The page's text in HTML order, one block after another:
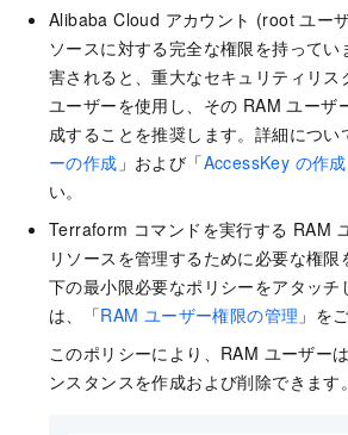
Alibaba Cloud アカウント (root ユー
ソースに対する完全な権限を持って
害されると、重大なセキュリティリス
ユーザーを使用し、その RAM ユーザ
成することを推奨します。詳細につい
ーの作成 」および「AccessKey の作成
い。
Terraform コマンドを実行する RAM
リソースを管理するために必要な権
下の最小限必要なポリシーをアタッチ
は、「RAM ユーザー権限の管理 」を
このポリシーにより、RAM ユーザー
ンスタンスを作成および削除できます。